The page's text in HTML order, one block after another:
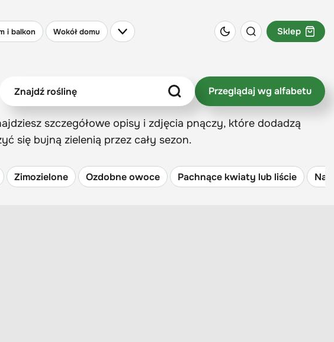
i balkon Wokół domu Sklep
Przeglądaj wg alfabetu
szczegółowe opisy i zdjęcia pnączy, które dodadzą
się bujną zielenią przez cały sezon.
Zimozielone Ozdobne owoce Pachnące kwiaty lub liście Na